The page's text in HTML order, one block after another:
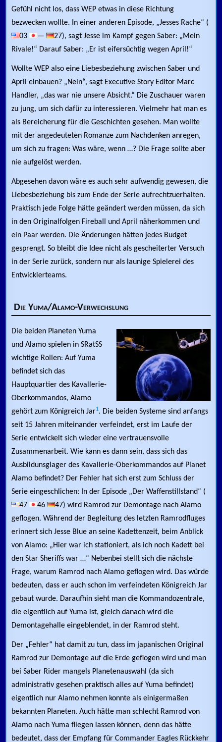
Gefühl nicht los, dass WEP etwas in diese Richtung
bezwecken wollte. In einer anderen Episode, „Jesses Rache“ (
03
—
27), sagt Jesse im Kampf gegen Saber: „Mein
Rivale!“ Darauf Saber: „Er ist eifersüchtig wegen April!“
Wollte WEP also eine Liebesbeziehung zwischen Saber und
April einbauen? „Nein“, sagt Executive Story Editor Marc
Handler, „das war nie unsere Absicht.“ Die Zuschauer waren
zu jung, um sich dafür zu interessieren. Vielmehr hat man es
als Bereicherung für die Geschichten gesehen. Man wollte
mit der angedeuteten Romanze zum Nachdenken anregen,
um sich zu fragen: Was wäre, wenn …? Die Frage sollte aber
nie aufgelöst werden.
Abgesehen davon wäre es auch sehr aufwendig gewesen, die
Liebesbeziehung bis zum Ende der Serie aufrechtzuerhalten.
Praktisch jede Folge hätte geändert werden müssen, da sich
in den Originalfolgen Fireball und April näherkommen und
ein Paar werden. Die Änderungen hätten jedes Budget
gesprengt. So bleibt die Idee nicht als gescheiterter Versuch
in der Serie zurück, sondern nur als launige Spielerei des
Entwicklerteams.
Die Yuma/Alamo-Verwechslung
Die beiden Planeten Yuma
und Alamo spielen in SRatSS
wichtige Rollen: Auf Yuma
befindet sich das
Hauptquartier des Kavallerie-
Oberkommandos, Alamo
gehört zum Königreich Jar1. Die beiden Systeme sind anfangs
seit 15 Jahren miteinander verfeindet, erst im Laufe der
Serie entwickelt sich wieder eine vertrauensvolle
Zusammenarbeit. Wie kann es dann sein, dass sich das
Ausbildunsglager des Kavallerie-Oberkommandos auf Planet
Alamo befindet? Der Fehler hat sich erst zum Schluss der
Serie eingeschlichen: In der Episode „Der Waffenstillstand“ (
47
46
47) wird Ramrod zur Demontage nach Alamo
geflogen. Während der Begleitung des letzten Ramrodfluges
erinnert sich Jesse Blue an seine Kadettenzeit, beim Anblick
von Alamo: „Hier war ich stationiert, als ich noch Kadett bei
den Star Sheriffs war …“ Nebenbei stellt sich die nächste
Frage, warum Ramrod nach Alamo geflogen wird. Das würde
bedeuten, dass er auch schon im verfeindeten Königreich Jar
gebaut wurde. Daraufhin sieht man die Kommandozentrale,
die eigentlich auf Yuma ist, gleich danach wird die
Demontagehalle eingeblendet, in der Ramrod steht.
Der „Fehler“ hat damit zu tun, dass im japanischen Original
Ramrod zur Demontage auf die Erde geflogen wird und man
bei Saber Rider mangels Planetenauswahl (da sich
administrativ gesehen praktisch alles auf Yuma befindet)
eigentlich nur Alamo nehmen konnte als einigermaßen
bekannten Planeten. Auch hätte man schlecht Ramrod von
Alamo nach Yuma fliegen lassen können, denn das hätte
bedeutet, dass der Empfang für Commander Eagles Rückkehr